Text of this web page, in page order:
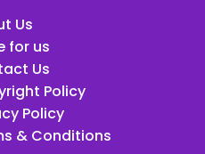
Us
for us
Us
Policy
Policy
& Conditions